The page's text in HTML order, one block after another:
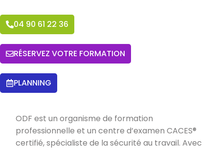
04 90 61 22 36
RÉSERVEZ VOTRE FORMATION
PLANNING
ODF est un organisme de formation
professionnelle et un centre d’examen CACES®
certifié, spécialiste de la sécurité au travail. Avec